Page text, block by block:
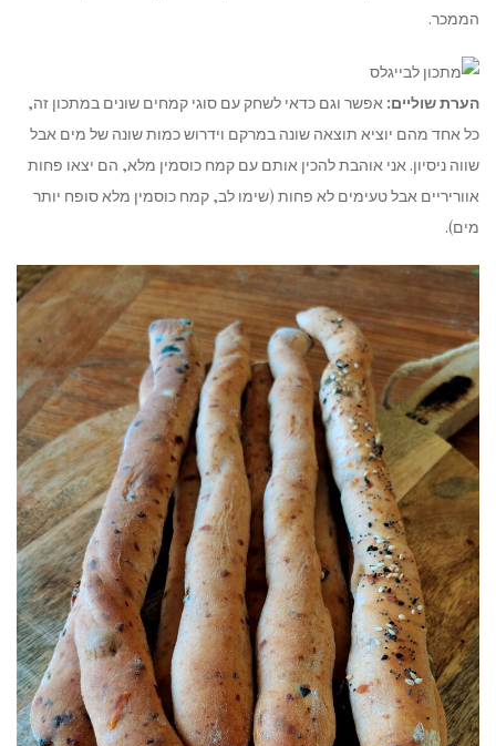
הממכר.
הערת שוליים: אפשר וגם כדאי לשחק עם סוגי קמחים שונים במתכון זה,
כל אחד מהם יוציא תוצאה שונה במרקם וידרוש כמות שונה של מים אבל
שווה ניסיון. אני אוהבת להכין אותם עם קמח כוסמין מלא, הם יצאו פחות
אווריריים אבל טעימים לא פחות (שימו לב, קמח כוסמין מלא סופח יותר
מים).